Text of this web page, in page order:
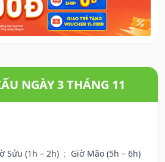
NGÀY 3 THÁNG 11
Sửu (1h – 2h) ; Giờ Mão (5h – 6h)